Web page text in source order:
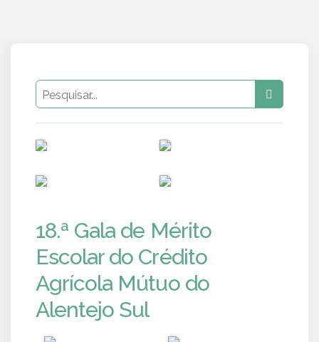
18.ª Gala de Mérito
Escolar do Crédito
Agrícola Mútuo do
Alentejo Sul